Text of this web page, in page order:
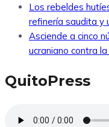
Los rebeldes
refinería saudita y
Asciende a cinco
ucraniano contra
QuitoPress